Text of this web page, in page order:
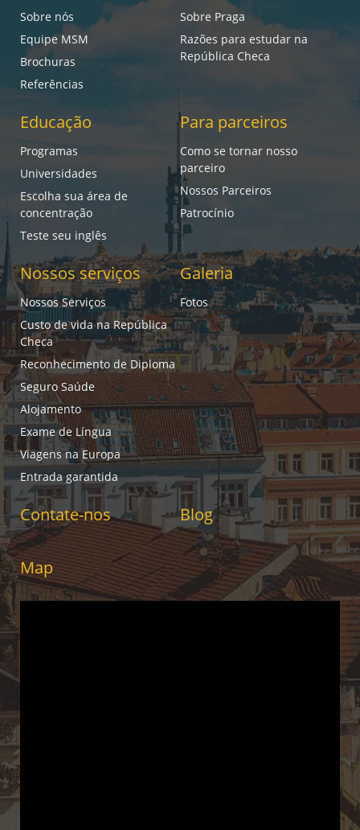
Sobre nós
Equipe MSM
Brochuras
Referências
Sobre Praga
Razões para estudar na
República Checa
Educação
Programas
Universidades
Escolha sua área de
concentração
Teste seu inglês
Para parceiros
Como se tornar nosso
parceiro
Nossos Parceiros
Patrocínio
Nossos serviços
Nossos Serviços
Custo de vida na República
Checa
Reconhecimento de Diploma
Seguro Saúde
Alojamento
Exame de Língua
Viagens na Europa
Entrada garantida
Galeria
Fotos
Contate-nos Blog
Map